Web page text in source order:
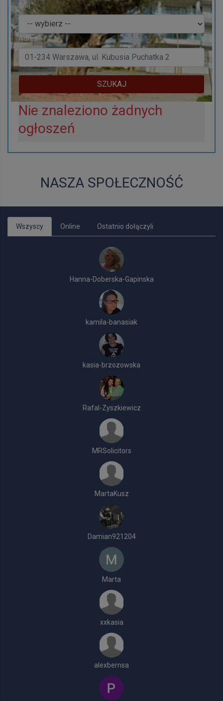
Kraj
Adres:
SZUKAJ
Nie znaleziono żadnych
ogłoszeń
NASZA SPOŁECZNOŚĆ
Wszyscy Online Ostatnio dołączyli
Hanna-Doberska-Gapinska
kamila-banasiak
kasia-brzozowska
Rafal-Zyszkiewicz
MRSolicitors
MartaKusz
Damian921204
Marta
xxkasia
alexbernsa